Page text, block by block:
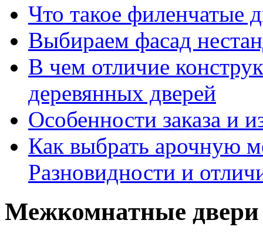
Что такое филенчатые
Выбираем фасад
В чем отличие
деревянных дверей
Особенности заказа и
Как выбрать арочную
Разновидности и
Межкомнатные двери